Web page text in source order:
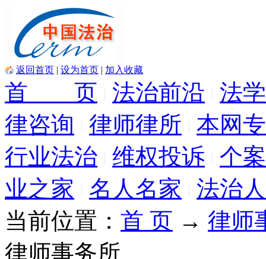
返回首页 | 设为首页 | 加入收藏
首 页 法治前沿
法
律咨询
律师律所
本网
行业法治 维权投诉
个
业之家
名人名家
法治
当前位置： 首 页 → 律师
律师事务所